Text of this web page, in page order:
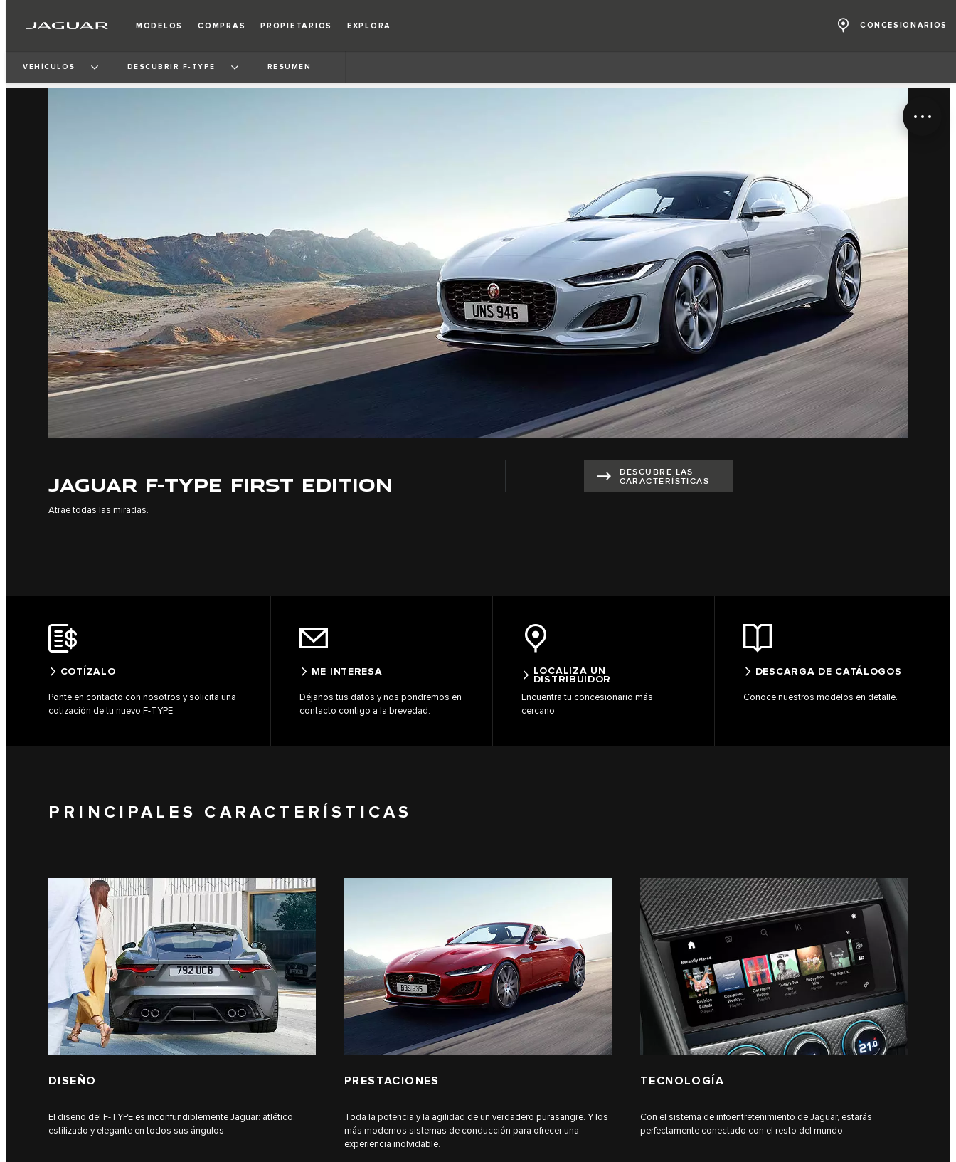
MODELOS COMPRAS PROPIETARIOS EXPLORA CONCESIONARIOS
VEHÍCULOS DESCUBRIR F‑TYPE RESUMEN
JAGUAR F-TYPE FIRST EDITION
Atrae todas las miradas.
DESCUBRE LAS
CARACTERÍSTICAS
COTÍZALO
Ponte en contacto con nosotros y solicita una
cotización de tu nuevo F-TYPE.
ME INTERESA
Déjanos tus datos y nos pondremos en
contacto contigo a la brevedad.
LOCALIZA UN
DISTRIBUIDOR
Encuentra tu concesionario más
cercano
DESCARGA DE CATÁLOGOS
Conoce nuestros modelos en detalle.
PRINCIPALES CARACTERÍSTICAS
DISEÑO
El diseño del F-TYPE es inconfundiblemente Jaguar: atlético,
estilizado y elegante en todos sus ángulos.
PRESTACIONES
Toda la potencia y la agilidad de un verdadero purasangre. Y los
más modernos sistemas de conducción para ofrecer una
experiencia inolvidable.
TECNOLOGÍA
Con el sistema de infoentretenimiento de Jaguar, estarás
perfectamente conectado con el resto del mundo.